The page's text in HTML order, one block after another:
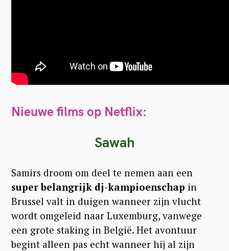
Nieuwe films op Netflix:
Sawah
Samirs droom om deel te nemen aan een
super belangrijk dj-kampioenschap in
Brussel valt in duigen wanneer zijn vlucht
wordt omgeleid naar Luxemburg, vanwege
een grote staking in België. Het avontuur
begint alleen pas echt wanneer hij al zijn